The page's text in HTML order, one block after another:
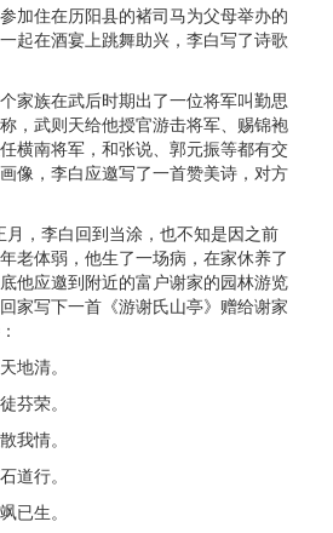
住在历阳县的褚司马为父母举办的
起在酒宴上跳舞助兴，李白写了诗歌
族在武后时期出了一位将军叫勤思
，武则天给他授官游击将军、赐锦袍
横南将军，和张说、郭元振等都有交
像，李白应邀写了一首赞美诗，对方
，李白回到当涂，也不知是因之前
老体弱，他生了一场病，在家休养了
他应邀到附近的富户谢家的园林游览
家写下一首《游谢氏山亭》赠给谢家
清。
荣。
情。
行。
生。